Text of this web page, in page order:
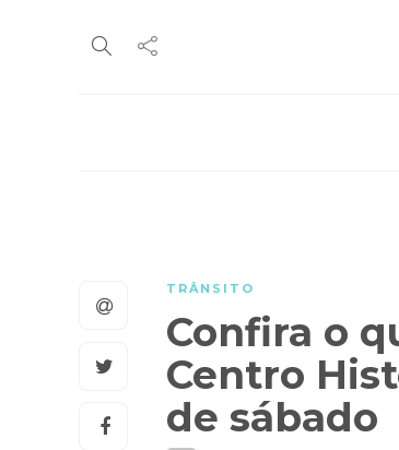
TRÂNSITO
Confira o
Centro
de sábado